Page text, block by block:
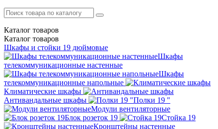
Каталог товаров
Каталог товаров
Шкафы и стойки 19 дюймовые
Шкафы
телекоммуникационные настенные
Шкафы
телекоммуникационные напольные
Климатические шкафы
Антивандальные шкафы
Полки 19 "
Модули вентиляторные
Блок розеток 19
Стойка 19
Кронштейны настенные